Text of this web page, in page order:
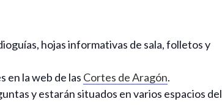
hojas informativas de sala, folletos y
en la web de las Cortes de Aragón.
y estarán situados en varios espacios del